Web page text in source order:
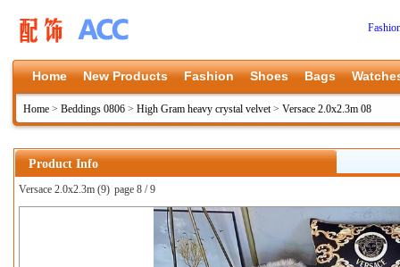
Home New Products Fashion Shoes Bags
Home > Beddings 0806 > High Gram heavy crystal velvet> Versace 2.0x2.3m 08
Product Info
Versace 2.0x2.3m (9) page 8 / 9
上一张